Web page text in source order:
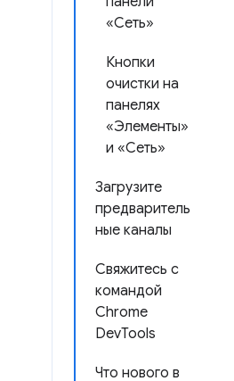
«Сеть»
Кнопки
очистки на
панелях
«Элементы»
и «Сеть»
Загрузите
предваритель
ные каналы
Свяжитесь с
командой
Chrome
DevTools
Что нового в